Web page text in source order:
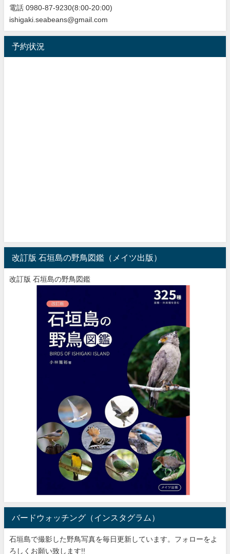
電話 0980-87-9230(8:00-20:00)
ishigaki.seabeans@gmail.com
予約状況
改訂版 石垣島の野鳥図鑑（メイツ出版）
改訂版 石垣島の野鳥図鑑
バードウォッチング（インスタグラム）
石垣島で撮影した野鳥写真を毎日更新しています。フォローをよ
ろしくお願い致します!!